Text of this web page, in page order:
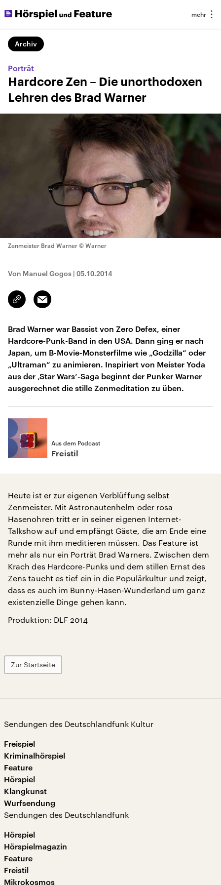
Archiv
Porträt
Hardcore Zen – Die unorthodoxen
Lehren des Brad Warner
Zenmeister Brad Warner © Warner
Von Manuel Gogos | 05.10.2014
Link
kopieren/teilen
Email
Brad Warner war Bassist von Zero Defex, einer
Hardcore-Punk-Band in den USA. Dann ging er nach
Japan, um B-Movie-Monsterfilme wie „Godzilla“ oder
„Ultraman“ zu animieren. Inspiriert von Meister Yoda
aus der ‚Star Wars‘-Saga beginnt der Punker Warner
ausgerechnet die stille Zenmeditation zu üben.
Aus dem Podcast
Freistil
Heute ist er zur eigenen Verblüffung selbst
Zenmeister. Mit Astronautenhelm oder rosa
Hasenohren tritt er in seiner eigenen Internet-
Talkshow auf und empfängt Gäste, die am Ende eine
Runde mit ihm meditieren müssen. Das Feature ist
mehr als nur ein Porträt Brad Warners. Zwischen dem
Krach des Hardcore-Punks und dem stillen Ernst des
Zens taucht es tief ein in die Populärkultur und zeigt,
dass es auch im Bunny-Hasen-Wunderland um ganz
existenzielle Dinge gehen kann.
Produktion: DLF 2014
Zur Startseite
Sendungen des Deutschlandfunk Kultur
Freispiel
Kriminalhörspiel
Feature
Hörspiel
Klangkunst
Wurfsendung
Sendungen des Deutschlandfunk
Hörspiel
Hörspielmagazin
Feature
Freistil
Mikrokosmos